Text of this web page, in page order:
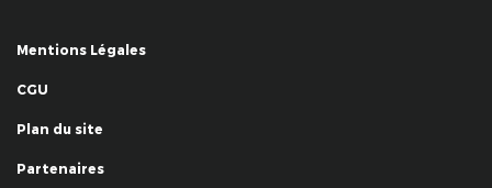
Mentions Légales
CGU
Plan du site
Partenaires